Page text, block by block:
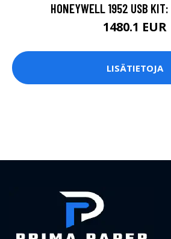
HONEYWELL 1952 USB KIT:
1480.1 EUR
LISÄTIETOJA